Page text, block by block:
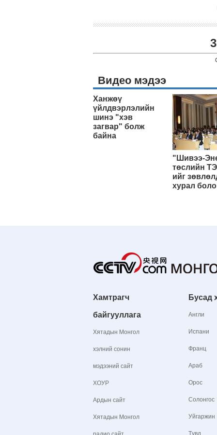
Видео мэдээ
Ханжөү
үйлдвэрлэлийн
шинэ "хэв
загвар" болж
байна
"Шивээ-
төслийн
ийг
хурал
Хамтрагч
байгууллага
Хятадын Монгол
хэлний сонин
мэдээний сайт
ХОУР
Ардын сайт
Хятадын Монгол
Бусад
Англи
Испани
Франц
Араб
Орос
Солонгос
Уйгаржин
Түвд